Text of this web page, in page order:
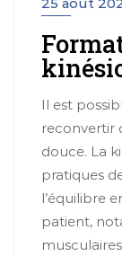
Il est
reconvertir
douce. La
pratiques
l’équilibre
patient,